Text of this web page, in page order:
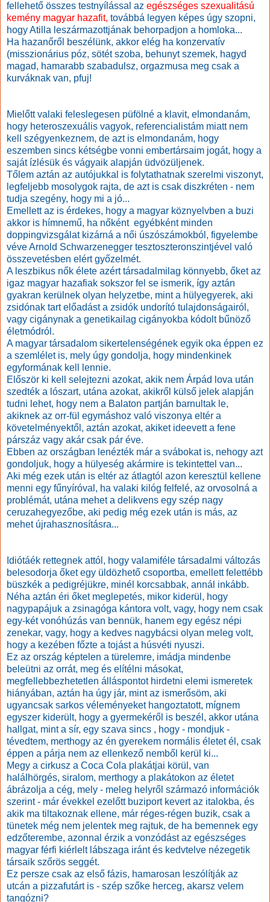
fellehető összes testnyílással az egészséges szexualitású
kemény magyar hazafit, továbbá legyen képes úgy szopni,
hogy Atilla leszármazottjának behorpadjon a homloka...
Ha hazanőről beszélünk, akkor elég ha konzervatív
(misszionárius póz, sötét szoba, behunyt szemek, hagyd
magad, hamarabb szabadulsz, orgazmusa meg csak a
kurváknak van, pfuj!
Mielőtt valaki feleslegesen püfölné a klavit, elmondanám,
hogy heteroszexuális vagyok, referencialistám miatt nem
kell szégyenkeznem, de azt is elmondanám, hogy
eszemben sincs kétségbe vonni embertársaim jogát, hogy a
saját ízlésük és vágyaik alapján üdvözüljenek.
Tőlem aztán az autójukkal is folytathatnak szerelmi viszonyt,
legfeljebb mosolygok rajta, de azt is csak diszkréten - nem
tudja szegény, hogy mi a jó...
Emellett az is érdekes, hogy a magyar köznyelvben a buzi
akkor is hímnemű, ha nőként egyébként minden
doppingvizsgálat kizárná a női úszószámokból, figyelembe
véve Arnold Schwarzenegger tesztoszteronszintjével való
összevetésben elért győzelmét.
A leszbikus nők élete azért társadalmilag könnyebb, őket az
igaz magyar hazafiak sokszor fel se ismerik, így aztán
gyakran kerülnek olyan helyzetbe, mint a hülyegyerek, aki
zsidónak tart előadást a zsidók undorító tulajdonságairól,
vagy cigánynak a genetikailag cigányokba kódolt bűnöző
életmódról.
A magyar társadalom sikertelenségének egyik oka éppen ez
a szemlélet is, mely úgy gondolja, hogy mindenkinek
egyformának kell lennie.
Először ki kell selejtezni azokat, akik nem Árpád lova után
szedték a lószart, utána azokat, akikről külső jelek alapján
tudni lehet, hogy nem a Balaton partján barnultak le,
akiknek az orr-fül egymáshoz való viszonya eltér a
követelményektől, aztán azokat, akiket ideevett a fene
párszáz vagy akár csak pár éve.
Ebben az országban lenézték már a svábokat is, nehogy azt
gondoljuk, hogy a hülyeség akármire is tekintettel van...
Aki még ezek után is eltér az átlagtól azon keresztül kellene
menni egy fűnyíróval, ha valaki kilóg felfelé, az orvosolná a
problémát, utána mehet a delikvens egy szép nagy
ceruzahegyezőbe, aki pedig még ezek után is más, az
mehet újrahasznosításra...
Idiótáék rettegnek attól, hogy valamiféle társadalmi változás
belesodorja őket egy üldözhető csoportba, emellett felettébb
büszkék a pedigréjükre, minél korcsabbak, annál inkább.
Néha aztán éri őket meglepetés, mikor kiderül, hogy
nagypapájuk a zsinagóga kántora volt, vagy, hogy nem csak
egy-két vonóhúzás van bennük, hanem egy egész népi
zenekar, vagy, hogy a kedves nagybácsi olyan meleg volt,
hogy a kezében főzte a tojást a húsvéti nyuszi.
Ez az ország képtelen a türelemre, imádja mindenbe
beleütni az orrát, meg és elítélni másokat,
megfellebbezhetetlen álláspontot hirdetni elemi ismeretek
hiányában, aztán ha úgy jár, mint az ismerősöm, aki
ugyancsak sarkos véleményeket hangoztatott, mígnem
egyszer kiderült, hogy a gyermekéről is beszél, akkor utána
hallgat, mint a sír, egy szava sincs , hogy - mondjuk -
tévedtem, merthogy az én gyerekem normális életet él, csak
éppen a párja nem az ellenkező nemből kerül ki...
Megy a cirkusz a Coca Cola plakátjai körül, van
halálhörgés, siralom, merthogy a plakátokon az életet
ábrázolja a cég, mely - meleg helyről származó információk
szerint - már évekkel ezelőtt buziport kevert az italokba, és
akik ma tiltakoznak ellene, már réges-régen buzik, csak a
tünetek még nem jelentek meg rajtuk, de ha bemennek egy
edzőterembe, azonnal érzik a vonzódást az egészséges
magyar férfi kiérlelt lábszaga iránt és kedvtelve nézegetik
társaik szőrös seggét.
Ez persze csak az első fázis, hamarosan leszólítják az
utcán a pizzafutárt is - szép szőke herceg, akarsz velem
tangózni?